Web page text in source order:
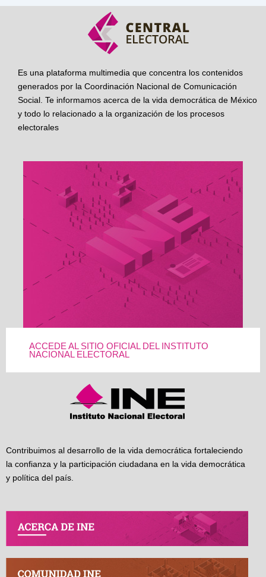
Es una plataforma multimedia que concentra los contenidos
generados por la Coordinación Nacional de Comunicación
Social. Te informamos acerca de la vida democrática de México
y todo lo relacionado a la organización de los procesos
electorales
ACCEDE AL SITIO OFICIAL DEL INSTITUTO
NACIONAL ELECTORAL
Contribuimos al desarrollo de la vida democrática fortaleciendo
la confianza y la participación ciudadana en la vida democrática
y política del país.